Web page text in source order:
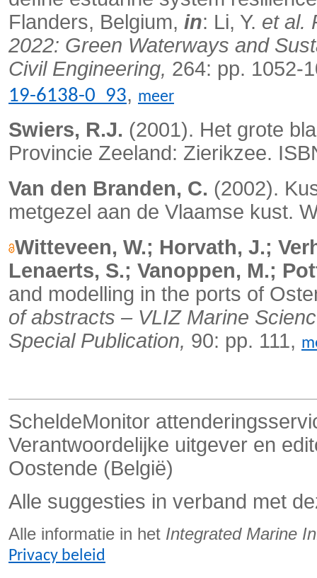
Flanders, Belgium, in: Li, Y. et al.
2022: Green Waterways and
Civil Engineering, 264: pp. 1052-
19-6138-0_93, meer
Swiers, R.J. (2001). Het grote
Provincie Zeeland: Zierikzee.
Van den Branden, C. (2002).
metgezel aan de Vlaamse kust.
Witteveen, W.; Horvath, J.;
Lenaerts, S.; Vanoppen, M.;
and modelling in the ports of
of abstracts – VLIZ Marine
Special Publication, 90: pp. 111,
ScheldeMonitor
Verantwoordelijke uitgever en
Oostende (België)
Alle suggesties in verband met
Alle informatie in het Integrated Marine
Privacy beleid